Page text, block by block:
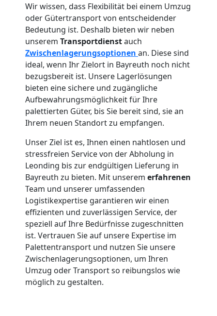
Wir wissen, dass Flexibilität bei einem Umzug
oder Gütertransport von entscheidender
Bedeutung ist. Deshalb bieten wir neben
unserem Transportdienstauch
Zwischenlagerungsoptionen an. Diese sind
ideal, wenn Ihr Zielort in Bayreuth noch nicht
bezugsbereit ist. Unsere Lagerlösungen
bieten eine sichere und zugängliche
Aufbewahrungsmöglichkeit für Ihre
palettierten Güter, bis Sie bereit sind, sie an
Ihrem neuen Standort zu empfangen.
Unser Ziel ist es, Ihnen einen nahtlosen und
stressfreien Service von der Abholung in
Leonding bis zur endgültigen Lieferung in
Bayreuth zu bieten. Mit unserem erfahrenen
Team und unserer umfassenden
Logistikexpertise garantieren wir einen
effizienten und zuverlässigen Service, der
speziell auf Ihre Bedürfnisse zugeschnitten
ist. Vertrauen Sie auf unsere Expertise im
Palettentransport und nutzen Sie unsere
Zwischenlagerungsoptionen, um Ihren
Umzug oder Transport so reibungslos wie
möglich zu gestalten.